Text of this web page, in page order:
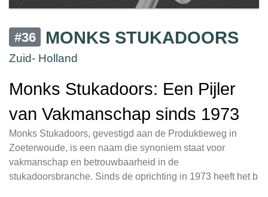
#36 MONKS STUKADOORS
Zuid- Holland
Monks Stukadoors: Een Pijler
van Vakmanschap sinds 1973
Monks Stukadoors, gevestigd aan de Produktieweg in
Zoeterwoude, is een naam die synoniem staat voor
vakmanschap en betrouwbaarheid in de
stukadoorsbranche. Sinds de oprichting in 1973 heeft het b